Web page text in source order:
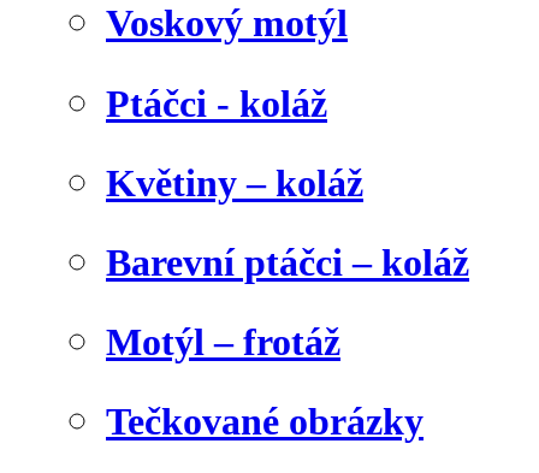
Voskový motýl
Ptáčci - koláž
Květiny – koláž
Barevní ptáčci – koláž
Motýl – frotáž
Tečkované obrázky